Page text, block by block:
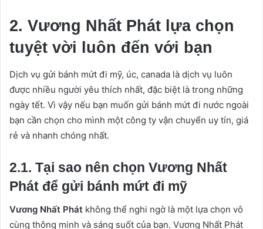
2. Vương Nhất Phát lựa chọn
tuyệt vời luôn đến với bạn
Dịch vụ gửi bánh mứt đi mỹ, úc, canada là dịch vụ luôn
được nhiều người yêu thích nhất, đặc biệt là trong những
ngày tết. Vì vậy nếu bạn muốn gửi bánh mứt đi nước ngoài
bạn cần chọn cho mình một công ty vận chuyển uy tín, giá
rẻ và nhanh chóng nhất.
2.1. Tại sao nên chọn Vương Nhất
Phát để gửi bánh mứt đi mỹ
Vương Nhất Phát không thể nghi ngờ là một lựa chọn vô
cùng thông minh và sáng suốt của bạn. Vương Nhất Phát